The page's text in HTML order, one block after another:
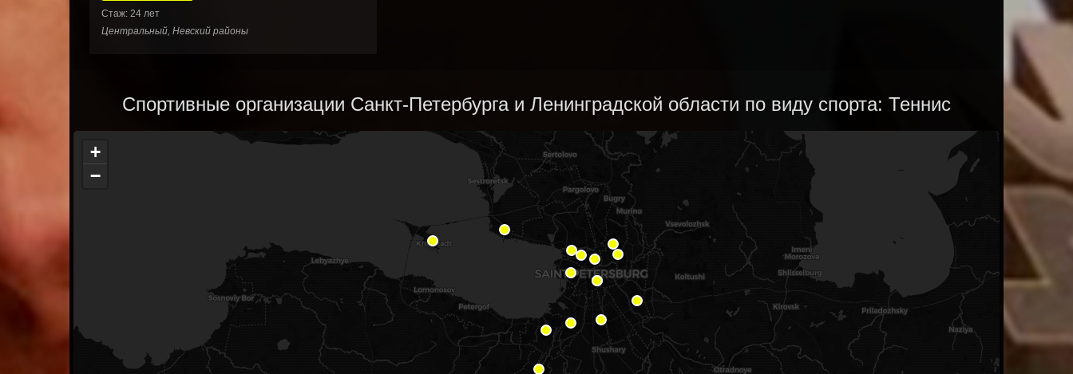
Стаж: 24 лет
Центральный, Невский районы
Спортивные организации Санкт-Петербурга и Ленинградской области по виду спорта: Теннис
+
−